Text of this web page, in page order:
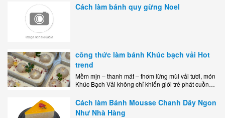
Cách làm bánh quy gừng Noel
công thức làm bánh Khúc bạch vải Hot
trend
Mềm mịn – thanh mát – thơm lừng mùi vải tươi, món
Khúc Bạch Vải không chỉ khiến giới trẻ phát cuồng
Cách làm Bánh Mousse Chanh Dây Ngon
Như Nhà Hàng